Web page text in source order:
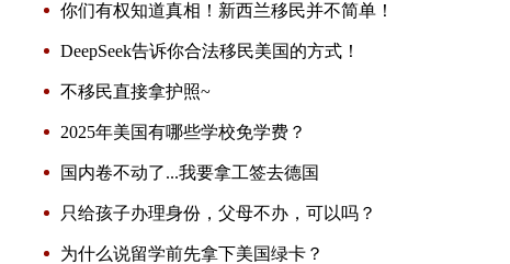
你们有权知道真相！新西兰移民并不简单！
DeepSeek告诉你合法移民美国的方式！
不移民直接拿护照~
2025年美国有哪些学校免学费？
国内卷不动了...我要拿工签去德国
只给孩子办理身份，父母不办，可以吗？
为什么说留学前先拿下美国绿卡？